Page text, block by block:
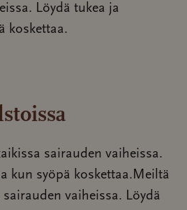
Löydä tukea ja
koskettaa.
sairauden vaiheissa.
kun syöpä koskettaa.Meiltä
vaiheissa. Löydä